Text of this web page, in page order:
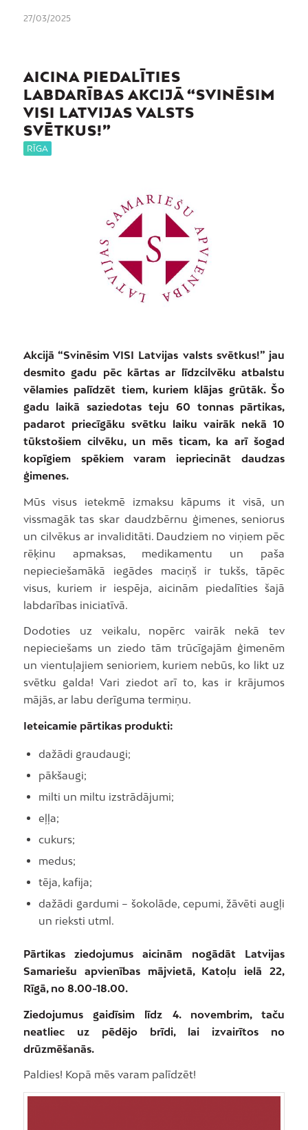
27/03/2025
AICINA PIEDALĪTIES
LABDARĪBAS AKCIJĀ “SVINĒSIM
VISI LATVIJAS VALSTS
SVĒTKUS!”
RĪGA
Akcijā “Svinēsim VISI Latvijas valsts svētkus!” jau
desmito gadu pēc kārtas ar līdzcilvēku atbalstu
vēlamies palīdzēt tiem, kuriem klājas grūtāk. Šo
gadu laikā saziedotas teju 60 tonnas pārtikas,
padarot priecīgāku svētku laiku vairāk nekā 10
tūkstošiem cilvēku, un mēs ticam, ka arī šogad
kopīgiem spēkiem varam iepriecināt daudzas
ģimenes.
Mūs visus ietekmē izmaksu kāpums it visā, un
vissmagāk tas skar daudzbērnu ģimenes, seniorus
un cilvēkus ar invaliditāti. Daudziem no viņiem pēc
rēķinu apmaksas, medikamentu un paša
nepieciešamākā iegādes maciņš ir tukšs, tāpēc
visus, kuriem ir iespēja, aicinām piedalīties šajā
labdarības iniciatīvā.
Dodoties uz veikalu, nopērc vairāk nekā tev
nepieciešams un ziedo tām trūcīgajām ģimenēm
un vientuļajiem senioriem, kuriem nebūs, ko likt uz
svētku galda! Vari ziedot arī to, kas ir krājumos
mājās, ar labu derīguma termiņu.
Ieteicamie pārtikas produkti:
dažādi graudaugi;
pākšaugi;
milti un miltu izstrādājumi;
eļļa;
cukurs;
medus;
tēja, kafija;
dažādi gardumi – šokolāde, cepumi, žāvēti augļi
un rieksti utml.
Pārtikas ziedojumus aicinām nogādāt Latvijas
Samariešu apvienības mājvietā, Katoļu ielā 22,
Rīgā, no 8.00-18.00.
Ziedojumus gaidīsim līdz 4. novembrim, taču
neatliec uz pēdējo brīdi, lai izvairītos no
drūzmēšanās.
Paldies! Kopā mēs varam palīdzēt!